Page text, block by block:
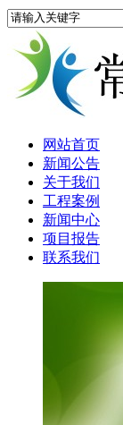
网站首页
新闻公告
关于我们
工程案例
新闻中心
项目报告
联系我们